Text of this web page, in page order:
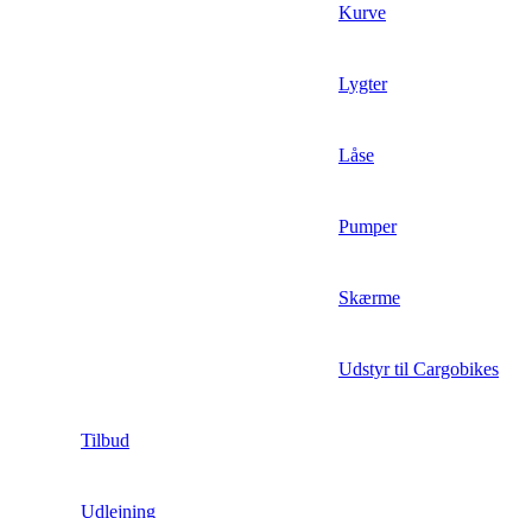
Kurve
Lygter
Låse
Pumper
Skærme
Udstyr til Cargobikes
Tilbud
Udlejning